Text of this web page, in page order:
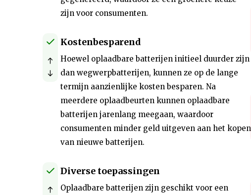
zijn voor consumenten.
Kostenbesparend
Hoewel oplaadbare batterijen initieel duurder zijn
dan wegwerpbatterijen, kunnen ze op de lange
termijn aanzienlijke kosten besparen. Na
meerdere oplaadbeurten kunnen oplaadbare
batterijen jarenlang meegaan, waardoor
consumenten minder geld uitgeven aan het kopen
van nieuwe batterijen.
Diverse toepassingen
Oplaadbare batterijen zijn geschikt voor een